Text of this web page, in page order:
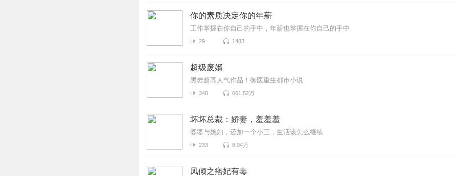
你的素质决定你的年薪
工作掌握在你自己的手中，年薪也掌握在你自己的手中
29 1483
超级废婿
黑岩超高人气作品！御医重生都市小说
340 661.52万
坏坏总裁：娇妻，羞羞羞
婆婆与媳妇，还加一个小三，生活该怎么继续
233 8.04万
凤倾之痞妃有毒